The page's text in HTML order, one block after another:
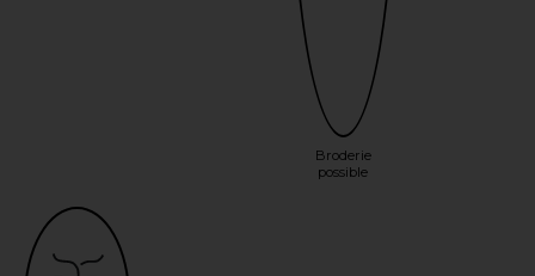
Broderie
possible